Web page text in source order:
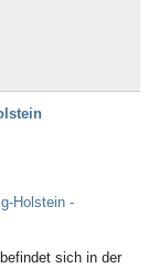
Holstein -
sich in der